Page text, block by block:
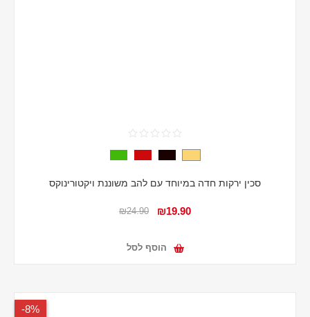
סכין ירקות חדה במיוחד עם להב משוננת ויקטורינוקס
₪19.90
₪24.90
הוסף לסל
8%-